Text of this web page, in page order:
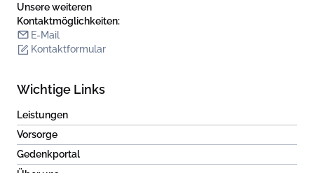
Unsere weiteren
Kontakt­möglichkeiten:
E-Mail
Kontaktformular
Wichtige Links
Leistungen
Vorsorge
Gedenkportal